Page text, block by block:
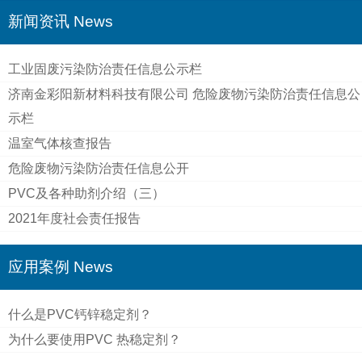
新闻资讯 News
工业固废污染防治责任信息公示栏
济南金彩阳新材料科技有限公司 危险废物污染防治责任信息公
示栏
温室气体核查报告
危险废物污染防治责任信息公开
PVC及各种助剂介绍（三）
2021年度社会责任报告
应用案例 News
什么是PVC钙锌稳定剂？
为什么要使用PVC 热稳定剂？